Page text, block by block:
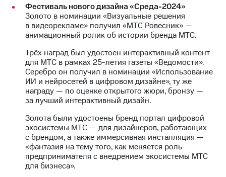
Фестиваль нового дизайна «Среда-2024»
Золото в номинации «Визуальные решения
в видеорекламе» получил «МТС Ровесник» —
анимационный ролик об истории бренда МТС.
Трёх наград был удостоен интерактивный контент
для МТС в рамках 25-летия газеты «Ведомости».
Серебро он получил в номинации «Использование
ИИ и нейросетей в цифровом дизайне», ту же
награду — по оценке открытого жюри, бронзу —
за лучший интерактивный дизайн.
Золота были удостоены бренд портал цифровой
экосистемы МТС — для дизайнеров, работающих
с брендом, а также иммерсивная инсталляция —
«фантазия на тему того, как меняется роль
предпринимателя с внедрением экосистемы МТС
для бизнеса».